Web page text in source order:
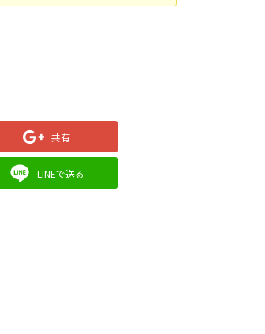
共有
LINEで送る